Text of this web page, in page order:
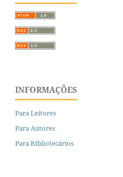
INFORMAÇÕES
Para Leitores
Para Autores
Para Bibliotecários